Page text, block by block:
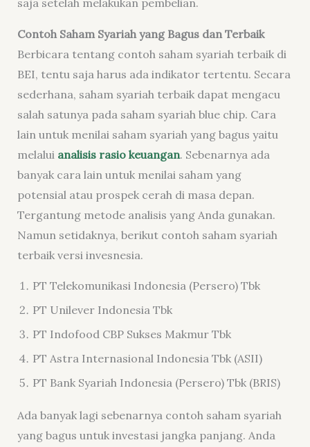
Contoh Saham Syariah yang Bagus dan Terbaik
Berbicara tentang contoh saham syariah terbaik di
BEI, tentu saja harus ada indikator tertentu. Secara
sederhana, saham syariah terbaik dapat mengacu
salah satunya pada saham syariah blue chip. Cara
lain untuk menilai saham syariah yang bagus yaitu
melalui analisis rasio keuangan. Sebenarnya ada
banyak cara lain untuk menilai saham yang
potensial atau prospek cerah di masa depan.
Tergantung metode analisis yang Anda gunakan.
Namun setidaknya, berikut contoh saham syariah
terbaik versi invesnesia.
PT Telekomunikasi Indonesia (Persero) Tbk
PT Unilever Indonesia Tbk
PT Indofood CBP Sukses Makmur Tbk
PT Astra Internasional Indonesia Tbk (ASII)
PT Bank Syariah Indonesia (Persero) Tbk (BRIS)
Ada banyak lagi sebenarnya contoh saham syariah
yang bagus untuk investasi jangka panjang. Anda